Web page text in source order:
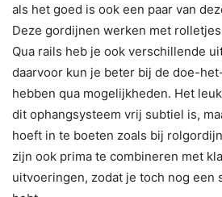
als het goed is ook een paar van
Deze gordijnen werken met
Qua rails heb je ook verschillende
daarvoor kun je beter bij de doe-
hebben qua mogelijkheden. Het
dit ophangsysteem vrij subtiel is,
hoeft in te boeten zoals bij
zijn ook prima te combineren met
uitvoeringen, zodat je toch nog een